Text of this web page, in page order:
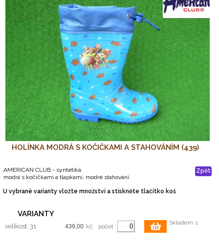
HOLÍNKA MODRÁ S KOČIČKAMI A STAHOVÁNÍM (439)
Zpět
AMERICAN CLUB - syntetika
modrá s kočičkami a tlapkami, modré stahování
U vybrané varianty vložte množství a stiskněte tlačítko koš
VARIANTY
velikost: 31 kč počet :
Skladem: 1